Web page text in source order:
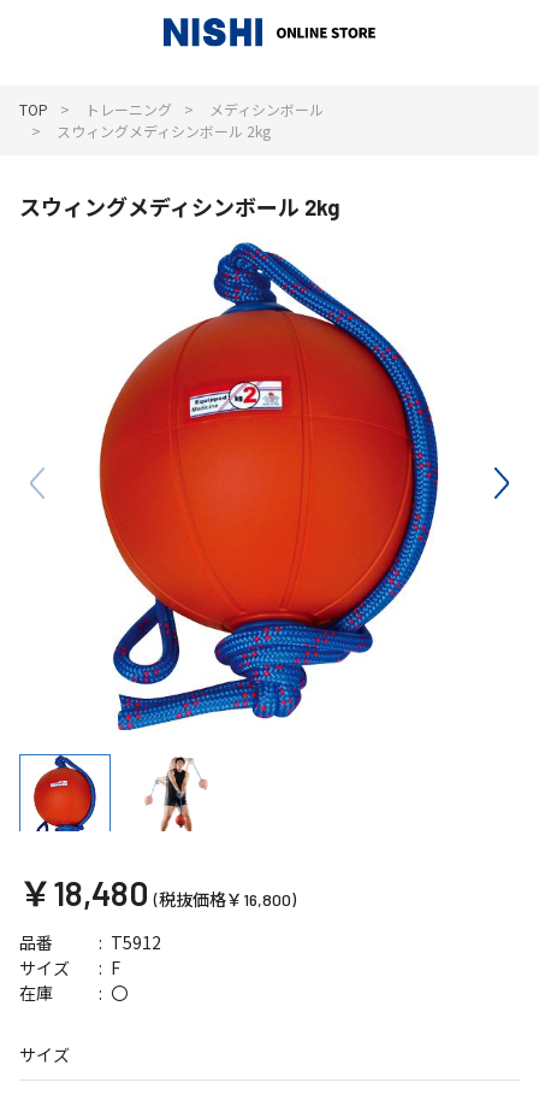
TOP トレーニング
メディシンボール
スウィングメディシンボール 2kg
スウィングメディシンボール 2kg
￥18,480 (税抜価格￥16,800)
品番 T5912
サイズ F
在庫 〇
サイズ